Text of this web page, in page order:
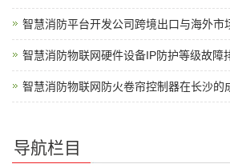
智慧消防平台开发公司跨境出口与海外市
智慧消防物联网硬件设备IP防护等级故障
智慧消防物联网防火卷帘控制器在长沙的
导航栏目